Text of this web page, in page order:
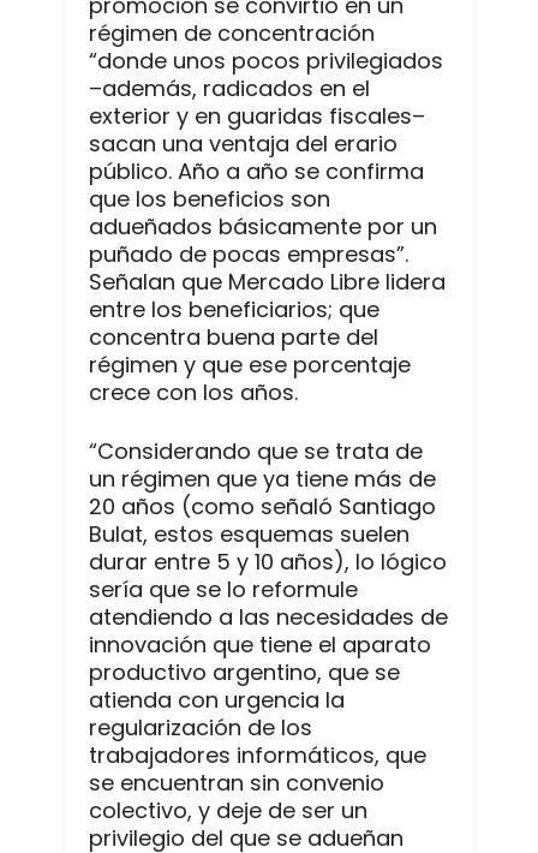
régimen de concentración
“donde unos pocos privilegiados
–además, radicados en el
exterior y en guaridas fiscales–
sacan una ventaja del erario
público. Año a año se confirma
que los beneficios son
adueñados básicamente por un
puñado de pocas empresas”.
Señalan que Mercado Libre lidera
entre los beneficiarios; que
concentra buena parte del
régimen y que ese porcentaje
crece con los años.
“Considerando que se trata de
un régimen que ya tiene más de
20 años (como señaló Santiago
Bulat, estos esquemas suelen
durar entre 5 y 10 años), lo lógico
sería que se lo reformule
atendiendo a las necesidades de
innovación que tiene el aparato
productivo argentino, que se
atienda con urgencia la
regularización de los
trabajadores informáticos, que
se encuentran sin convenio
colectivo, y deje de ser un
privilegio del que se adueñan